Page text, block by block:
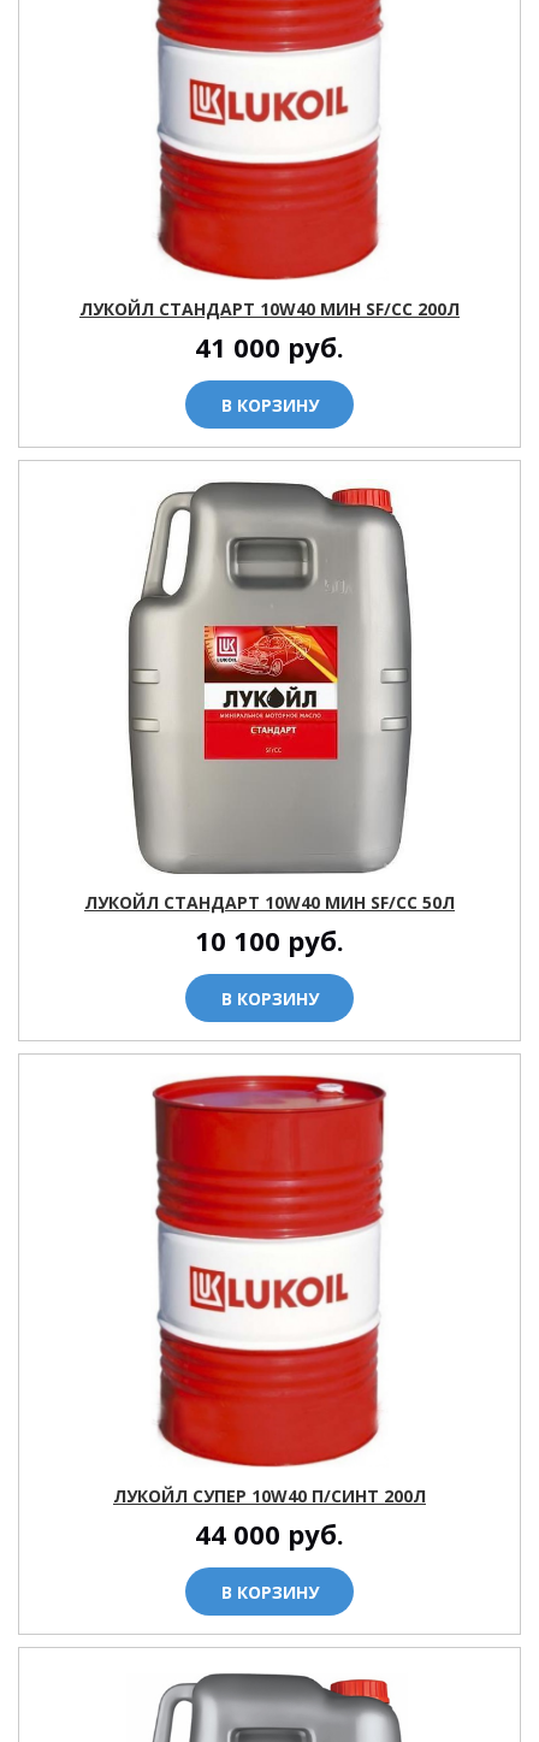
ЛУКОЙЛ СТАНДАРТ 10W40 МИН SF/CC 200Л
41 000 руб.
В КОРЗИНУ
ЛУКОЙЛ СТАНДАРТ 10W40 МИН SF/CC 50Л
10 100 руб.
В КОРЗИНУ
ЛУКОЙЛ СУПЕР 10W40 П/СИНТ 200Л
44 000 руб.
В КОРЗИНУ